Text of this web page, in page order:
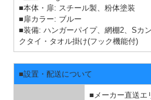
■本体・扉: スチール製、粉体塗装
■扉カラー: ブルー
■装備: ハンガーパイプ、網棚2、Sカ
クタイ・タオル掛け(フック機能付)
■設置・配送について
■メーカー直送エ